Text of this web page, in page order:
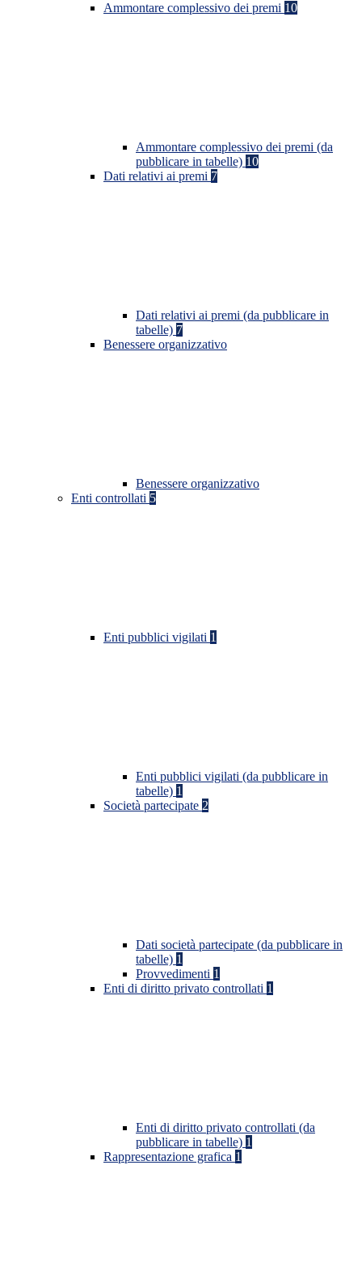
Ammontare complessivo dei premi 10
Ammontare complessivo dei premi (da
pubblicare in tabelle) 10
Dati relativi ai premi 7
Dati relativi ai premi (da pubblicare in
tabelle) 7
Benessere organizzativo
Benessere organizzativo
Enti controllati 5
Enti pubblici vigilati 1
Enti pubblici vigilati (da pubblicare in
tabelle) 1
Società partecipate 2
Dati società partecipate (da pubblicare in
tabelle) 1
Provvedimenti 1
Enti di diritto privato controllati 1
Enti di diritto privato controllati (da
pubblicare in tabelle) 1
Rappresentazione grafica 1